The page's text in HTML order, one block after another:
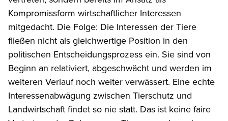
Kompromissform wirtschaftlicher Interessen
mitgedacht. Die Folge: Die Interessen der Tiere
fließen nicht als gleichwertige Position in den
politischen Entscheidungsprozess ein. Sie sind von
Beginn an relativiert, abgeschwächt und werden im
weiteren Verlauf noch weiter verwässert. Eine echte
Interessenabwägung zwischen Tierschutz und
Landwirtschaft findet so nie statt. Das ist keine faire